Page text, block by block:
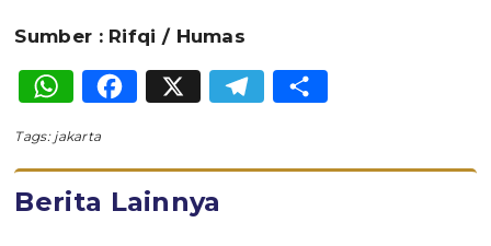
Sumber : Rifqi / Humas
WhatsApp
Facebook
X Telegram
Tags: jakarta
Berita Lainnya